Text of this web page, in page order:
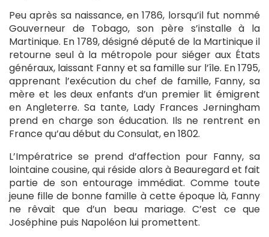
Peu après sa naissance, en 1786, lorsqu’il fut nommé
Gouverneur de Tobago, son père s’installe à la
Martinique. En 1789, désigné député de la Martinique il
retourne seul à la métropole pour siéger aux États
généraux, laissant Fanny et sa famille sur l’île. En 1795,
apprenant l’exécution du chef de famille, Fanny, sa
mère et les deux enfants d’un premier lit émigrent
en Angleterre. Sa tante, Lady Frances Jerningham
prend en charge son éducation. Ils ne rentrent en
France qu’au début du Consulat, en 1802.
L’Impératrice se prend d’affection pour Fanny, sa
lointaine cousine, qui réside alors à Beauregard et fait
partie de son entourage immédiat. Comme toute
jeune fille de bonne famille à cette époque là, Fanny
ne rêvait que d’un beau mariage. C’est ce que
Joséphine puis Napoléon lui promettent.